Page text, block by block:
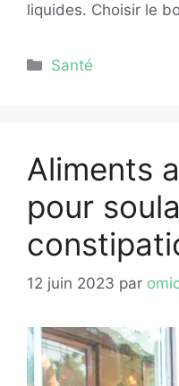
liquides. Choisir le
Catégories
Santé
Aliments
pour
12 juin 2023 par